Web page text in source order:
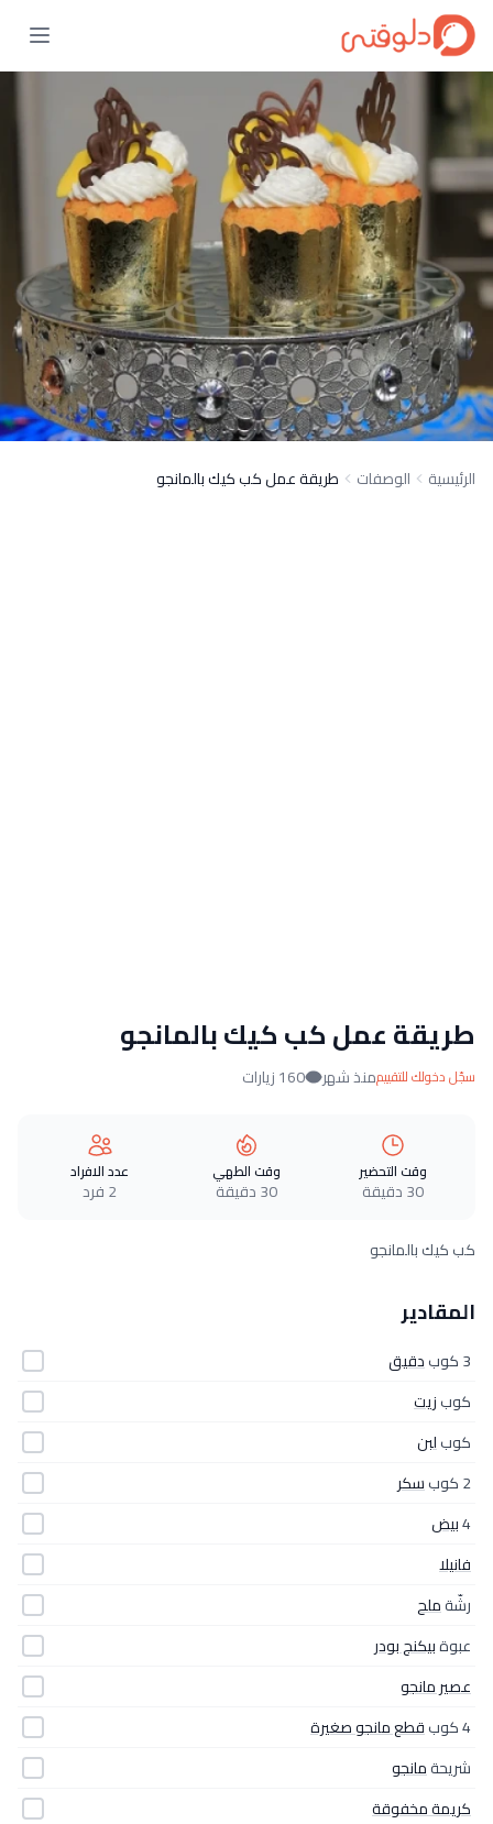
الرئيسية الوصفات طريقة عمل كب كيك بالمانجو
طريقة عمل كب كيك بالمانجو
سجّل دخولك للتقييممنذ شهر 160 زيارات
وقت التحضير
30 دقيقة
وقت الطهي
30 دقيقة
عدد الافراد
2 فرد
كب كيك بالمانجو
المقادير
3 كوب
دقيق
كوبزيت
كوبلبن
2 كوب
سكر
4بيض
فانيلا
رشّةملح
عبوةبيكنج بودر
عصير مانجو
4 كوب
قطع مانجو صغيرة
شريحةمانجو
كريمة مخفوقة